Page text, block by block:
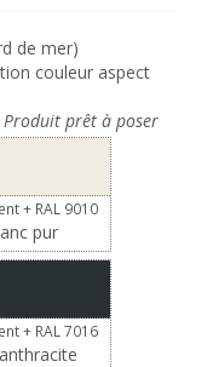
de mer)
couleur aspect
prêt à poser
+ RAL 9010
pur
+ RAL 7016